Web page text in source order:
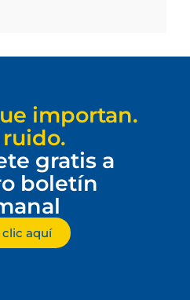
importan.
gratis a
boletín
clic aquí